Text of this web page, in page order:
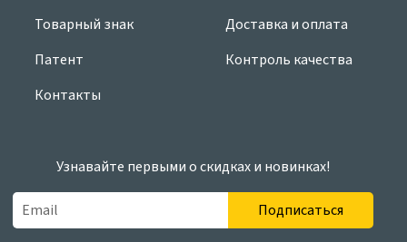
Товарный знак
Патент
Контакты
Доставка и оплата
Контроль качества
Узнавайте первыми о скидках и новинках!
Подписаться